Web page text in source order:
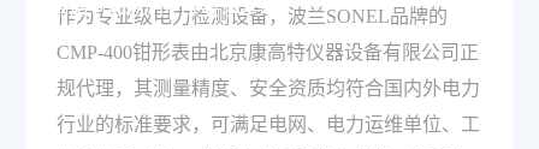
精度和资质符合要求吗？
作为专业级电力检测设备，波兰SONEL品牌的
CMP-400钳形表由北京康高特仪器设备有限公司正
规代理，其测量精度、安全资质均符合国内外电力
行业的标准要求，可满足电网、电力运维单位、工